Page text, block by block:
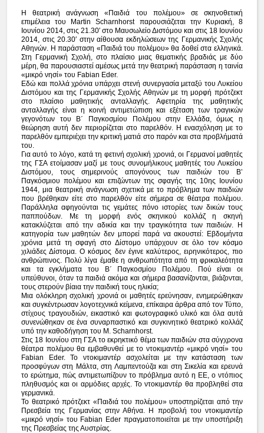
Η θεατρική ανάγνωση «Παιδιά του πολέμου» σε σκηνοθετική
επιμέλεια του Martin Scharnhorst παρουσιάζεται την Κυριακή, 8
Ιουνίου 2014, στις 21.30′ στο Μαυσωλείο Διστόμου και στις 18 Ιουνίου
2014, στις 20.30′ στην αίθουσα εκδηλώσεων της Γερμανικής Σχολής
Αθηνών. Η παράσταση «Παιδιά του πολέμου» θα δοθεί στα ελληνικά.
Στη Γερμανική Σχολή, στο πλαίσιο μιας θεματικής βραδιάς με δύο
μέρη, θα παρουσιαστεί αμέσως μετά την θεατρική παράσταση η ταινία
«μικρό νησί» του Fabian Eder.
Εδώ και πολλά χρόνια υπάρχει στενή συνεργασία μεταξύ του Λυκείου
Διστόμου και της Γερμανικής Σχολής Αθηνών με τη μορφή πρότζεκτ
στο πλαίσιο μαθητικής ανταλλαγής. Αφετηρία της μαθητικής
ανταλλαγής είναι η κοινή αντιμετώπιση και εξέταση των τραγικών
γεγονότων του Β΄ Παγκοσμίου Πολέμου στην Ελλάδα, όμως η
θεώρηση αυτή δεν περιορίζεται στο παρελθόν. Η ενασχόληση με το
παρελθόν εμπεριέχει την κριτική ματιά στο παρόν και στα προβλήματά
του.
Για αυτό το λόγο, κατά τη φετινή σχολική χρονιά, οι Γερμανοί μαθητές
της ΓΣΑ ετοίμασαν μαζί με τους συνομήλικους μαθητές του Λυκείου
Διστόμου, τους σημερινούς απογόνους των παιδιών του Β’
Παγκόσμιου πολέμου και επιζώντων της σφαγής της 10ης Ιουνίου
1944, μια θεατρική ανάγνωση σχετικά με το πρόβλημα των παιδιών
που βρέθηκαν είτε στο παρελθόν είτε σήμερα σε θέατρα πολέμου.
Παράλληλα αφηγούνται τις γεμάτες πόνο ιστορίες των δικών τους
παππούδων. Με τη μορφή ενός σκηνικού κολλάζ η σκηνή
κατακλύζεται από την αδικία και την τραγικότητα των παιδιών. Η
κατηγορία των μαθητών δεν μπορεί παρά να ακουστεί: Εβδομήντα
χρόνια μετά τη σφαγή στο Δίστομο υπάρχουν σε όλο τον κόσμο
χιλιάδες Δίστομα. Ο κόσμος δεν έγινε καλύτερος, ειρηνικότερος, πιο
ανθρώπινος. Πολύ λίγα έμαθε η ανθρωπότητα από τη φρικαλεότητα
και τα εγκλήματα του Β΄ Παγκοσμίου Πολέμου. Πού είναι οι
υπεύθυνοι, όταν τα παιδιά ακόμα και σήμερα βασανίζονται, βιάζονται,
τους στερούν βίαια την παιδική τους ηλικία;
Μια ολόκληρη σχολική χρονιά οι μαθητές ερεύνησαν, ενημερώθηκαν
και συγκέντρωσαν λογοτεχνικά κείμενα, επίκαιρα άρθρα από τον Τύπο,
στίχους τραγουδιών, εικαστικό και φωτογραφικό υλικό και όλα αυτά
συνενώθηκαν σε ένα συναρπαστικό και συγκινητικό θεατρικό κολλάζ
υπό την καθοδήγηση του M. Scharnhorst.
Στις 18 Ιουνίου στη ΓΣΑ το εκρηκτικό θέμα των παιδιών στα σύγχρονα
θέατρα πολέμου θα εμβαθυνθεί με το ντοκιμαντέρ «μικρό νησί» του
Fabian Eder. Το ντοκιμαντέρ ασχολείται με την κατάσταση των
προσφύγων στη Μάλτα, στη Λαμπεντούζα και στη Σικελία και ερευνά
το ερώτημα, πώς αντιμετωπίζουν το πρόβλημα αυτό η ΕΕ, ο ντόπιος
πληθυσμός και οι αρμόδιες αρχές. Το ντοκιμαντέρ θα προβληθεί στα
γερμανικά.
Το θεατρικό πρότζεκτ «Παιδιά του πολέμου» υποστηρίζεται από την
Πρεσβεία της Γερμανίας στην Αθήνα. Η προβολή του ντοκιμαντέρ
«μικρό νησί» του Fabian Eder πραγματοποιείται με την υποστήριξη
της Πρεσβείας της Αυστρίας.